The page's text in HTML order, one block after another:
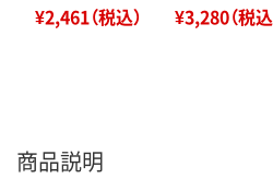
¥2,461（税込） ¥3,280（税込
商品説明